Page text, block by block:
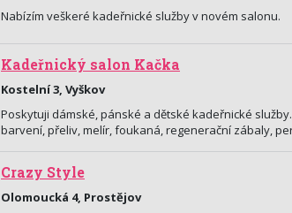
Nabízím veškeré kadeřnické služby v novém salonu.
Kadeřnický salon Kačka
Kostelní 3, Vyškov
Poskytuji dámské, pánské a dětské kadeřnické
barvení, přeliv, melír, foukaná, regenerační zábaly,
Crazy Style
Olomoucká 4, Prostějov